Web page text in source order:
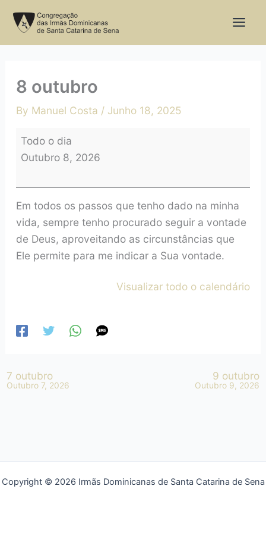
8 outubro
By Manuel Costa / Junho 18, 2025
outubro
Todo o dia
Outubro 8, 2026
Em todos os passos que tenho dado na minha
vida, sempre tenho procurado seguir a vontade
de Deus, aproveitando as circunstâncias que
Ele permite para me indicar a Sua vontade.
Visualizar todo o calendário
7 outubro
Outubro 7, 2026
9 outubro
Outubro 9, 2026
Copyright © 2026 Irmãs Dominicanas de Santa Catarina de Sena